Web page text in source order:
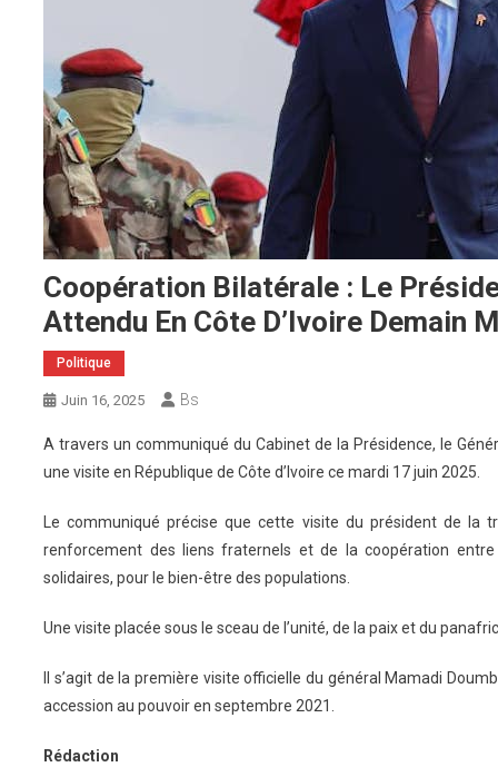
Coopération Bilatérale : Le
Attendu En Côte D’Ivoire Demain
Politique
Juin 16, 2025 Bs
A travers un communiqué du Cabinet de la Présidence, le
une visite en République de Côte d’Ivoire ce mardi 17 juin 2025.
Le communiqué précise que cette visite du président de la
renforcement des liens fraternels et de la coopération
solidaires, pour le bien-être des populations.
Une visite placée sous le sceau de l’unité, de la paix et du
Il s’agit de la première visite officielle du général Mamadi
accession au pouvoir en septembre 2021.
Rédaction